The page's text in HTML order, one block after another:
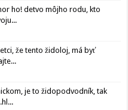
ho! detvo môjho rodu, kto
že tento židoloj, má byť
je to židopodvodník, tak